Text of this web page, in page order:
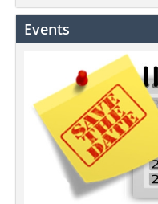
Events